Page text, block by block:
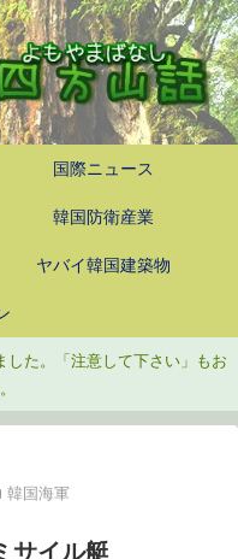
国際ニュース
韓国防衛産業
ヤバイ韓国建築物
た。「注意して下さい」もお
韓国海軍
サイル艇